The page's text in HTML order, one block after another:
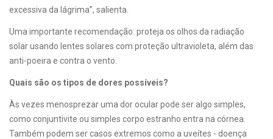
excessiva da lágrima”, salienta.
Uma importante recomendação: proteja os olhos da radiação
solar usando lentes solares com proteção ultravioleta, além das
anti-poeira e contra o vento.
Quais são os tipos de dores possíveis?
Às vezes menosprezar uma dor ocular pode ser algo simples,
como conjuntivite ou simples corpo estranho entra na córnea.
Também podem ser casos extremos como a uveítes - doença